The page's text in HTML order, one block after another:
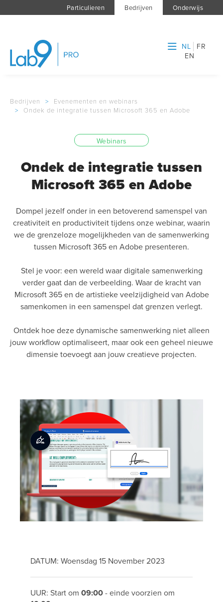
Particulieren Bedrijven Onderwijs
NL
FR
EN
Bedrijven >
Evenementen en webinars
>
Ondek de integratie tussen Microsoft 365 en Adobe
Webinars
Ondek de integratie tussen
Microsoft 365 en Adobe
Dompel jezelf onder in een betoverend samenspel van
creativiteit en productiviteit tijdens onze webinar, waarin
we de grenzeloze mogelijkheden van de samenwerking
tussen Microsoft 365 en Adobe presenteren.
Stel je voor: een wereld waar digitale samenwerking
verder gaat dan de verbeelding. Waar de kracht van
Microsoft 365 en de artistieke veelzijdigheid van Adobe
samenkomen in een samenspel dat grenzen verlegt.
Ontdek hoe deze dynamische samenwerking niet alleen
jouw workflow optimaliseert, maar ook een geheel nieuwe
dimensie toevoegt aan jouw creatieve projecten.
DATUM: Woensdag 15 November 2023
UUR: Start om 09:00- einde voorzien om